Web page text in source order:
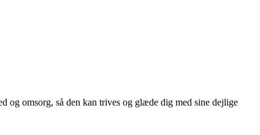
og omsorg, så den kan trives og glæde dig med sine dejlige